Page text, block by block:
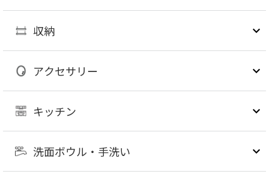
収納
アクセサリー
キッチン
洗面ボウル・手洗い